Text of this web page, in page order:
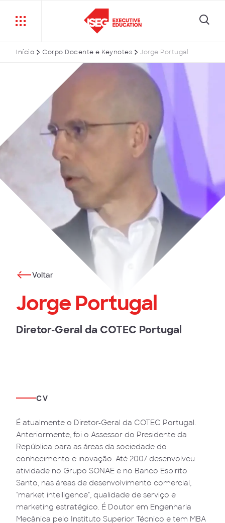
Início Corpo Docente e Keynotes Jorge Portugal
Voltar
Jorge Portugal
Diretor-Geral da COTEC Portugal
CV
É atualmente o Diretor-Geral da COTEC Portugal.
Anteriormente, foi o Assessor do Presidente da
República para as áreas da sociedade do
conhecimento e inovação. Até 2007 desenvolveu
atividade no Grupo SONAE e no Banco Espirito
Santo, nas áreas de desenvolvimento comercial,
"market intelligence", qualidade de serviço e
marketing estratégico. É Doutor em Engenharia
Mecânica pelo Instituto Superior Técnico e tem MBA